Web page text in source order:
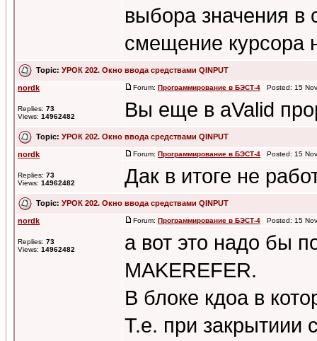
выбора значения в
смещение курсора
Topic: УРОК 202. Окно ввода средствами QINPUT
nordk
Replies: 73
Views: 14962482
Forum: Программирование в БЭСТ-4 Posted: 15
Вы еще в aValid
Topic: УРОК 202. Окно ввода средствами QINPUT
nordk
Replies: 73
Views: 14962482
Forum: Программирование в БЭСТ-4 Posted: 15
Дак в итоге не
Topic: УРОК 202. Окно ввода средствами QINPUT
nordk
Replies: 73
Views: 14962482
Forum: Программирование в БЭСТ-4 Posted: 15
а вот это надо бы
MAKEREFER.
В блоке кдоа в
Т.е. при закрытиии